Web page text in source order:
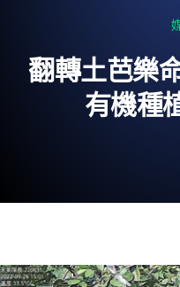
翻轉土芭樂
有機種